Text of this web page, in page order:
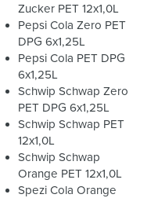
Zucker PET 12x1,0L
Pepsi Cola Zero PET
DPG 6x1,25L
Pepsi Cola PET DPG
6x1,25L
Schwip Schwap Zero
PET DPG 6x1,25L
Schwip Schwap PET
12x1,0L
Schwip Schwap
Orange PET 12x1,0L
Spezi Cola Orange